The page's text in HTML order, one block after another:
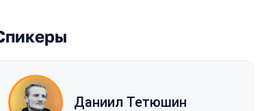
Даниил Тетюшин